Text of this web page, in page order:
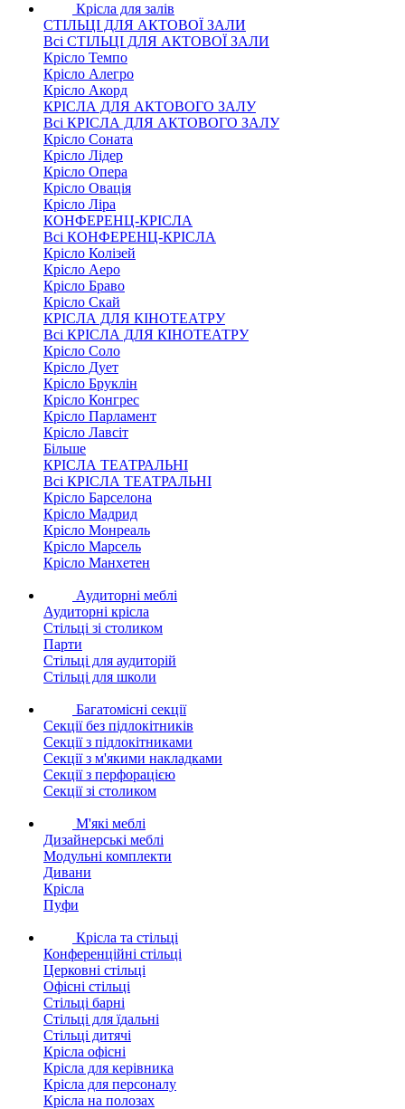
Крісла для залів
СТІЛЬЦІ ДЛЯ АКТОВОЇ ЗАЛИ
Всі СТІЛЬЦІ ДЛЯ АКТОВОЇ ЗАЛИ
Крісло Темпо
Крісло Алегро
Крісло Акорд
КРІСЛА ДЛЯ АКТОВОГО ЗАЛУ
Всі КРІСЛА ДЛЯ АКТОВОГО ЗАЛУ
Крісло Соната
Крісло Лідер
Крісло Опера
Крісло Овація
Крісло Ліра
КОНФЕРЕНЦ-КРІСЛА
Всі КОНФЕРЕНЦ-КРІСЛА
Крісло Колізей
Крісло Аеро
Крісло Браво
Крісло Скай
КРІСЛА ДЛЯ КІНОТЕАТРУ
Всі КРІСЛА ДЛЯ КІНОТЕАТРУ
Крісло Соло
Крісло Дует
Крісло Бруклін
Крісло Конгрес
Крісло Парламент
Крісло Лавсіт
Більше
КРІСЛА ТЕАТРАЛЬНІ
Всі КРІСЛА ТЕАТРАЛЬНІ
Крісло Барселона
Крісло Мадрид
Крісло Монреаль
Крісло Марсель
Крісло Манхетен
Аудиторні меблі
Аудиторні крісла
Стільці зі столиком
Парти
Стільці для аудиторій
Стільці для школи
Багатомісні секції
Секції без підлокітників
Секції з підлокітниками
Секції з м'якими накладками
Секції з перфорацією
Секції зі столиком
М'які меблі
Дизайнерські меблі
Модульні комплекти
Дивани
Крісла
Пуфи
Крісла та стільці
Конференційні стільці
Церковні стільці
Офісні стільці
Стільці барні
Стільці для їдальні
Стільці дитячі
Крісла офісні
Крісла для керівника
Крісла для персоналу
Крісла на полозах